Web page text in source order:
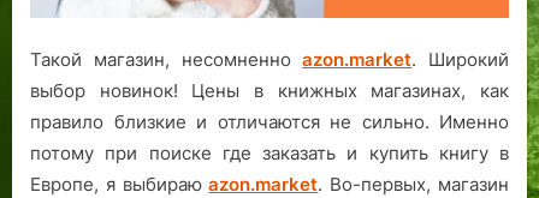
Такой магазин, несомненноazon.market. Широкий
выбор новинок! Цены в книжных магазинах, как
правило близкие и отличаются не сильно. Именно
потому при поиске где заказать и купить книгу в
Европе, я выбираюazon.market. Во-первых, магазин